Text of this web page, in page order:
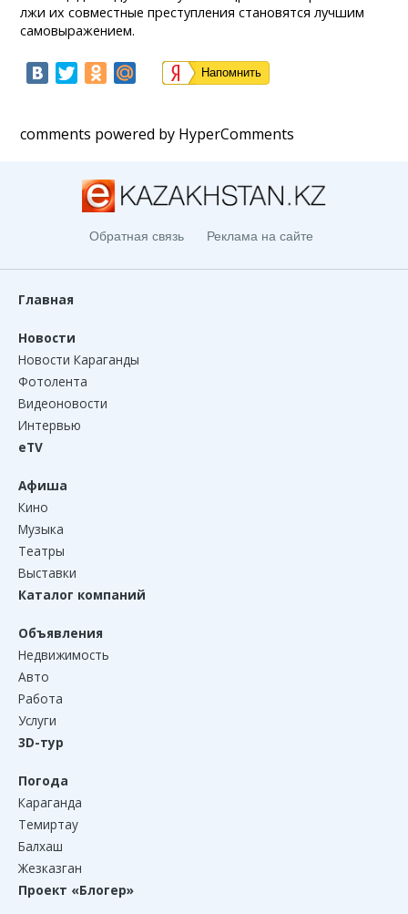
лжи их совместные преступления становятся лучшим
самовыражением.
Напомнить
comments powered by HyperComments
Обратная связь Реклама на сайте
Главная
Новости
Новости Караганды
Фотолента
Видеоновости
Интервью
eTV
Афиша
Кино
Музыка
Театры
Выставки
Каталог компаний
Объявления
Недвижимость
Авто
Работа
Услуги
3D-тур
Погода
Караганда
Темиртау
Балхаш
Жезказган
Проект «Блогер»